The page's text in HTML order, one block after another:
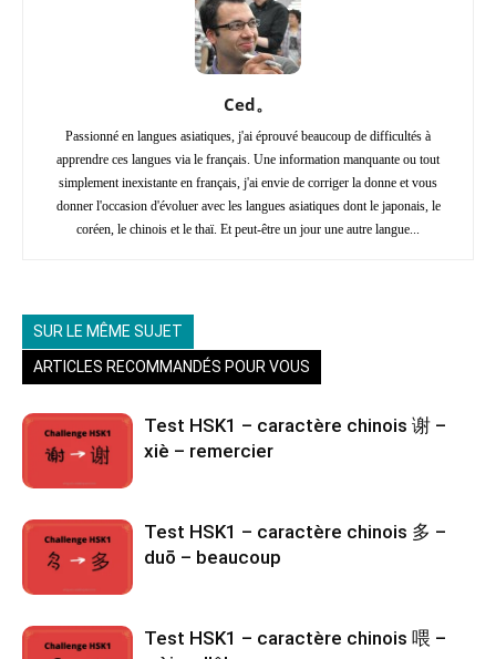
Ced。
Passionné en langues asiatiques, j'ai éprouvé beaucoup de difficultés à
apprendre ces langues via le français. Une information manquante ou tout
simplement inexistante en français, j'ai envie de corriger la donne et vous
donner l'occasion d'évoluer avec les langues asiatiques dont le japonais, le
coréen, le chinois et le thaï. Et peut-être un jour une autre langue...
SUR LE MÊME SUJET
ARTICLES RECOMMANDÉS POUR VOUS
Test HSK1 – caractère chinois 谢 –
xiè – remercier
Test HSK1 – caractère chinois 多 –
duō – beaucoup
Test HSK1 – caractère chinois 喂 –